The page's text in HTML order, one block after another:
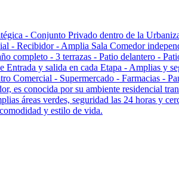
- Conjunto Privado dentro de la
- Recibidor - Amplia Sala Comedor
completo - 3 terrazas - Patio delantero -
Entrada y salida en cada Etapa - Amplias y
Comercial - Supermercado - Farmacias -
es conocida por su ambiente residencial
áreas verdes, seguridad las 24 horas y
y estilo de vida.